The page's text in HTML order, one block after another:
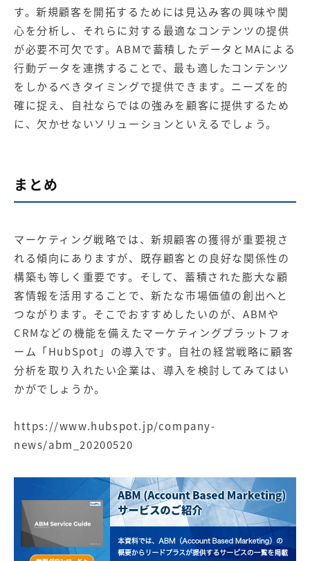
す。新規顧客を開拓するためには見込み客の興味や関
心を分析し、それらに対する最適なコンテンツの提供
が必要不可欠です。ABMで蓄積したデータとMAによる
行動データを連携することで、最も適したコンテンツ
をしかるべきタイミングで提供できます。ニーズを的
確に捉え、自社ならではの強みを顧客に提供するため
に、欠かせないソリューションといえるでしょう。
まとめ
マーケティング戦略では、新規顧客の獲得が重要視さ
れる傾向にありますが、既存顧客との良好な関係性の
構築も等しく重要です。そして、蓄積された膨大な顧
客情報を活用することで、新たな市場価値の創出へと
つながります。そこでおすすめしたいのが、ABMや
CRMなどの機能を備えたマーケティングプラットフォ
ーム「HubSpot」の導入です。自社の経営戦略に顧客
分析を取り入れたい企業は、導入を検討してみてはい
かがでしょうか。
https://www.hubspot.jp/company-
news/abm_20200520